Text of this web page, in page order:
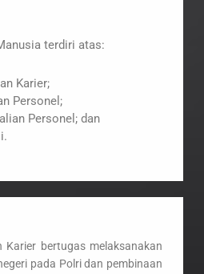
terdiri atas:
Karier;
Personel;
Personel; dan
Karier bertugas melaksanakan
pada Polri dan pembinaan